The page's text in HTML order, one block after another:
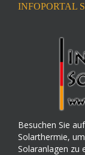
INFOPORTAL
Besuchen Sie
Solarthermie,
Solaranlagen zu